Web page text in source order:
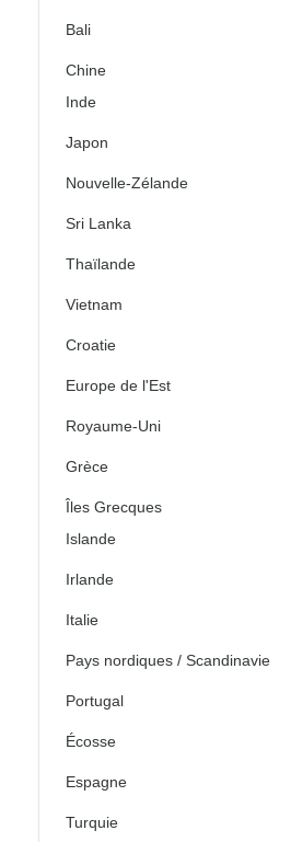
Bali
Chine
Inde
Japon
Nouvelle-Zélande
Sri Lanka
Thaïlande
Vietnam
Croatie
Europe de l'Est
Royaume-Uni
Grèce
Îles Grecques
Islande
Irlande
Italie
Pays nordiques / Scandinavie
Portugal
Écosse
Espagne
Turquie